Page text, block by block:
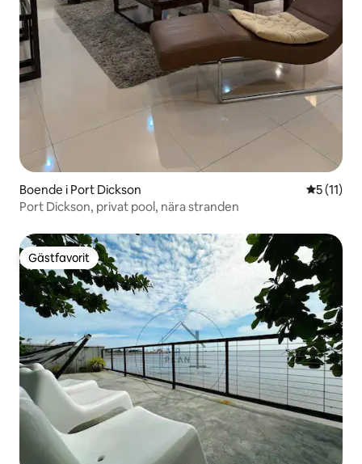
Boende i Port Dickson 5 av 5 i
5 (11)
Port Dickson, privat pool, nära stranden
Gästfavorit
Gästfavorit